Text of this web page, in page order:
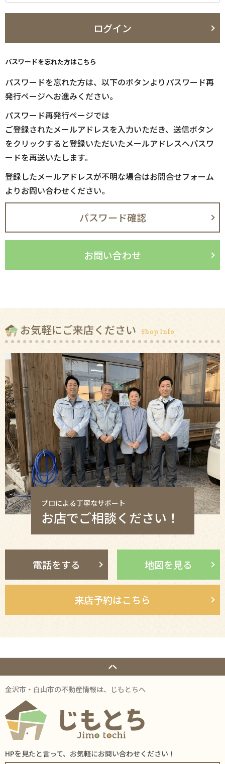
ログイン
パスワードを忘れた方はこちら
パスワードを忘れた方は、以下のボタンよりパスワード再
発行ページへお進みください。
パスワード再発行ページでは
ご登録されたメールアドレスを入力いただき、送信ボタン
をクリックすると登録いただいたメールアドレスへパスワ
ードを再送いたします。
登録したメールアドレスが不明な場合はお問合せフォーム
よりお問い合わせください。
パスワード確認
お問い合わせ
お気軽にご来店ください Shop Info
プロによる丁寧なサポート
お店でご相談ください！
電話をする 地図を見る
来店予約はこちら
金沢市・白山市の不動産情報は、じもとちへ
HPを見たと言って、お気軽にお問い合わせください！